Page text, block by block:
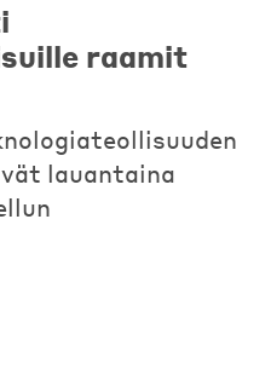
raamit
lauantaina